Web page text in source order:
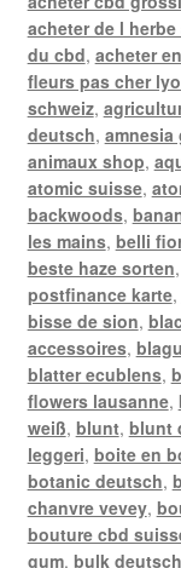
acheter de l herbe
du cbd, acheter
fleurs pas cher
schweiz,
deutsch, amnesia
animaux shop,
atomic suisse,
backwoods,
les mains, belli
beste haze sorten,
postfinance karte,
bisse de sion,
accessoires,
blatter ecublens,
flowers lausanne,
weiß, blunt, blunt
leggeri, boite en
botanic deutsch,
chanvre vevey,
bouture cbd
gum, bulk deutsch